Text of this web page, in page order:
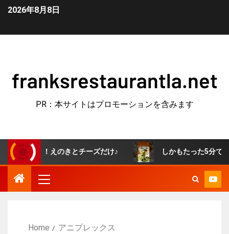
2026年8月8日
franksrestaurantla.net
PR：本サイトはプロモーションを含みます
に！えのきとチーズだけ♪ しかもたった5分で作れる「
Home アニプレックス